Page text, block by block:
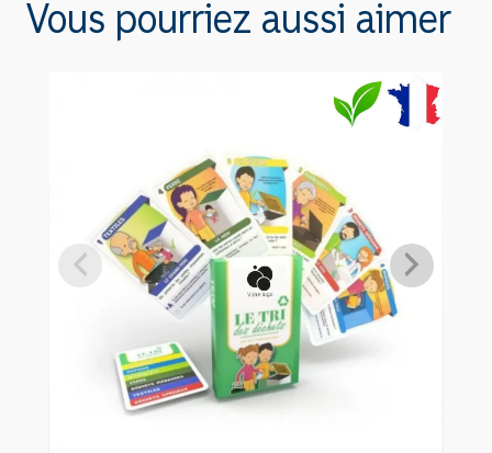
de
Vous pourriez aussi aimer